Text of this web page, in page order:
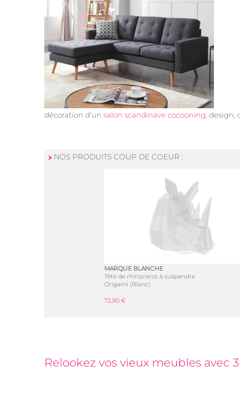
décoration d'un salon scandinave cocooning, design,
NOS PRODUITS COUP DE COEUR :
MARQUE BLANCHE
Tête de rhinoceros à suspendre
Origami (Blanc)
72,90 €
Relookez vos vieux meubles avec